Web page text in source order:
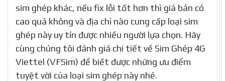
sim ghép khác, nếu fix lỗi tốt hơn thì giá bán có
cao quá không và địa chỉ nào cung cấp loại sim
ghép này uy tín được nhiều người lựa chọn. Hãy
cùng chúng tôi đánh giá chi tiết về Sim Ghép 4G
Viettel (VFSim) để biết được những ưu điểm
tuyệt vời của loại sim ghép này nhé.